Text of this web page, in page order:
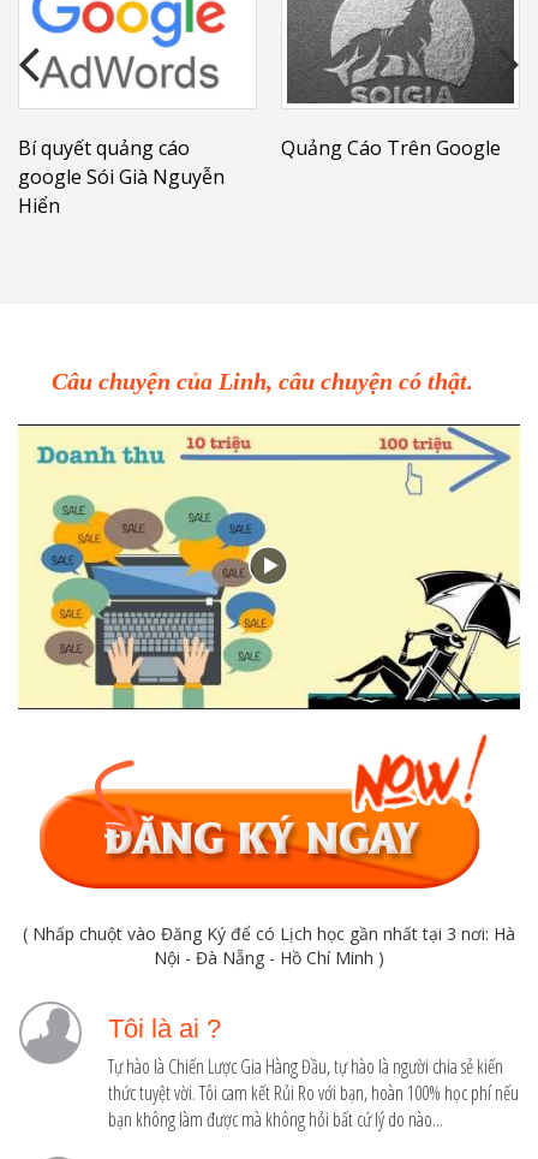
Bí quyết quảng cáo
google Sói Già Nguyễn
Hiển
Quảng Cáo Trên Google
Câu chuyện của Linh, câu chuyện có thật.
( Nhấp chuột vào Đăng Ký để có Lịch học gần nhất tại 3 nơi: Hà
Nội - Đà Nẵng - Hồ Chí Minh )
Tôi là ai ?
Tự hào là Chiến Lược Gia Hàng Đầu, tự hào là người chia sẻ kiến
thức tuyệt vời. Tôi cam kết Rủi Ro với bạn, hoàn 100% học phí nếu
bạn không làm được mà không hỏi bất cứ lý do nào...